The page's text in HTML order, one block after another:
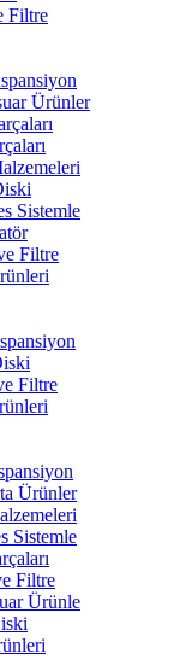
Filtre
Ürünler
Sistemle
Filtre
Filtre
Ürünler
Sistemle
Filtre
Ürünle